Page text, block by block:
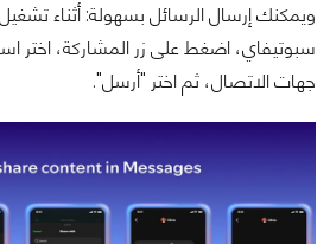
ويمكنك إرسال الرسائل بسهولة: أثناء
سبوتيفاي، اضغط على زر المشاركة،
جهات الاتصال، ثم اختر "أرسل".